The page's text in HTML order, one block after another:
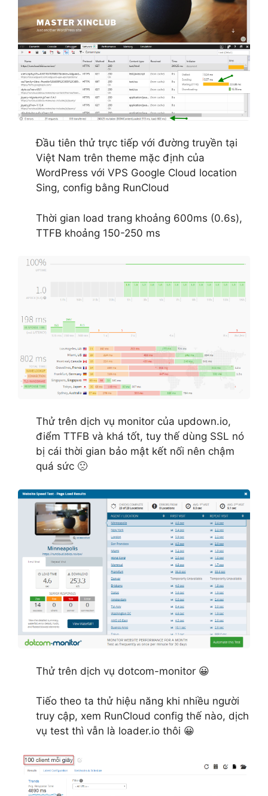
Đầu tiên thử trực tiếp với đường truyền tại
Việt Nam trên theme mặc định của
WordPress với VPS Google Cloud location
Sing, config bằng RunCloud
Thời gian load trang khoảng 600ms (0.6s),
TTFB khoảng 150-250 ms
Thử trên dịch vụ monitor của updown.io,
điểm TTFB và khá tốt, tuy thế dùng SSL nó
bị cái thời gian bảo mật kết nối nên chậm
quá sức 🙁
Thử trên dịch vụ dotcom-monitor 😀
Tiếo theo ta thử hiệu năng khi nhiều người
truy cập, xem RunCloud config thế nào, dịch
vụ test thì vẫn là loader.io thôi 😀